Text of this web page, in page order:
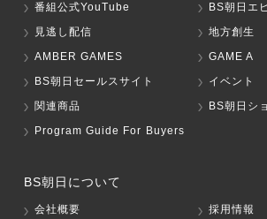
番組公式YouTube
BS朝日エ
見逃し配信
地方創生
AMBER GAMES
GAME A
BS朝日セールスサイト
イベント
関連商品
BS朝日シ
Program Guide For Buyers
BS朝日について
会社概要
採用情報